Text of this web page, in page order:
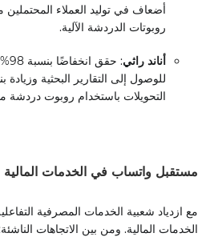
أضعاف في توليد العملاء
روبوتات الدردشة الآلية.
أناند راثي
:
التحويلات باستخدام روبوت
مستقبل واتساب في الخدمات المالية
مع ازدياد شعبية الخدمات المصرفية
الخدمات المالية. ومن بين الاتجاهات